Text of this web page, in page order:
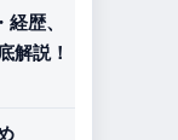
歴、
解説！